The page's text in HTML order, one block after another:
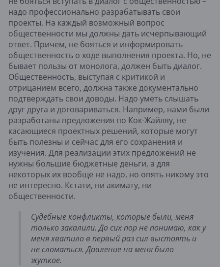
надо профессионально разрабатывать свои
проекты. На каждый возможный вопрос
общественности мы должны дать исчерпывающий
ответ. Причем, не бояться и информировать
общественность о ходе выполнения проекта. Но, не
бывает пользы от монолога, должен быть диалог.
Общественность, выступая с критикой и
отрицанием всего, должна также документально
подтверждать свои доводы. Надо уметь слышать
друг друга и договариваться. Например, нами были
разработаны предложения по Кок-Жайляу, не
касающиеся проектных решений, которые могут
быть полезны и сейчас для его сохранения и
изучения. Для реализации этих предложений не
нужны большие бюджетные деньги, а для
некоторых их вообще не надо, но опять никому это
не интересно. Кстати, ни акимату, ни
общественности.
Судебные конфликты, которые были, меня
только закалили. До сих пор не понимаю, как у
меня хватило в первый раз сил выстоять и
не сломаться. Давление на меня было
жуткое.